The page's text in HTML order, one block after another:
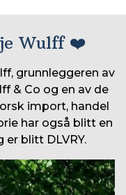
Wulff ❤️
grunnleggeren av
& Co og en av de
import, handel
har også blitt en
blitt DLVRY.